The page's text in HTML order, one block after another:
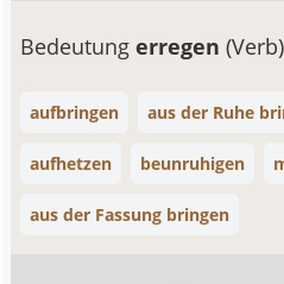
Bedeutungerregen(Verb)
aufbringen aus der Ruhe
aufhetzen beunruhigen
aus der Fassung bringen